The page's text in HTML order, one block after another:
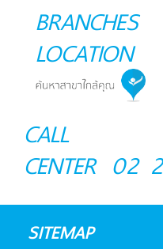
BRANCHES
LOCATION
CALL
CENTER 02
SITEMAP